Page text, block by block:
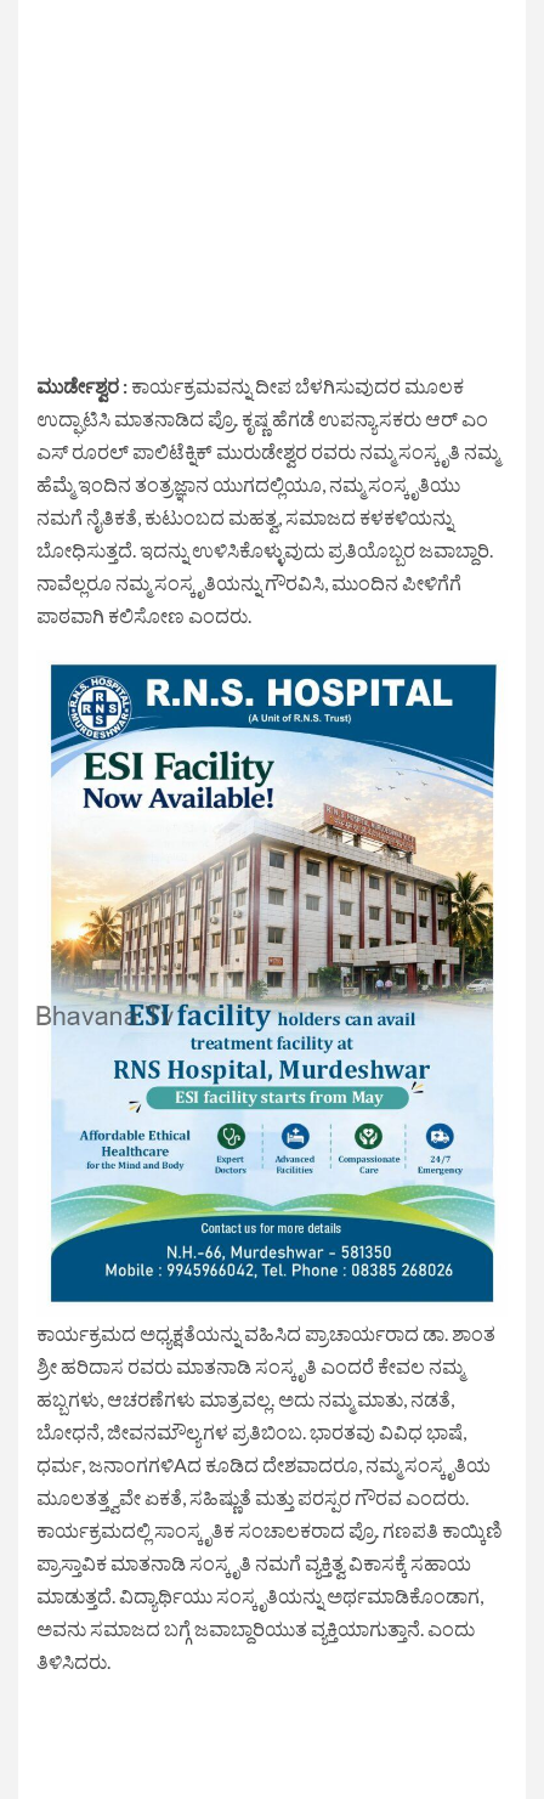
ಮುರ್ಡೇಶ್ವರ : ಕಾರ್ಯಕ್ರಮವನ್ನು ದೀಪ ಬೆಳಗಿಸುವುದರ ಮೂಲಕ
ಉದ್ಘಾಟಿಸಿ ಮಾತನಾಡಿದ ಪ್ರೊ. ಕೃಷ್ಣ ಹೆಗಡೆ ಉಪನ್ಯಾಸಕರು ಆರ್ ಎಂ
ಎಸ್ ರೂರಲ್ ಪಾಲಿಟೆಕ್ನಿಕ್ ಮುರುಡೇಶ್ವರ ರವರು ನಮ್ಮ ಸಂಸ್ಕೃತಿ ನಮ್ಮ
ಹೆಮ್ಮೆ ಇಂದಿನ ತಂತ್ರಜ್ಞಾನ ಯುಗದಲ್ಲಿಯೂ, ನಮ್ಮ ಸಂಸ್ಕೃತಿಯು
ನಮಗೆ ನೈತಿಕತೆ, ಕುಟುಂಬದ ಮಹತ್ವ, ಸಮಾಜದ ಕಳಕಳಿಯನ್ನು
ಬೋಧಿಸುತ್ತದೆ. ಇದನ್ನು ಉಳಿಸಿಕೊಳ್ಳುವುದು ಪ್ರತಿಯೊಬ್ಬರ ಜವಾಬ್ದಾರಿ.
ನಾವೆಲ್ಲರೂ ನಮ್ಮ ಸಂಸ್ಕೃತಿಯನ್ನು ಗೌರವಿಸಿ, ಮುಂದಿನ ಪೀಳಿಗೆಗೆ
ಪಾಠವಾಗಿ ಕಲಿಸೋಣ ಎಂದರು.
ಕಾರ್ಯಕ್ರಮದ ಅಧ್ಯಕ್ಷತೆಯನ್ನು ವಹಿಸಿದ ಪ್ರಾಚಾರ್ಯರಾದ ಡಾ. ಶಾಂತ
ಶ್ರೀ ಹರಿದಾಸ ರವರು ಮಾತನಾಡಿ ಸಂಸ್ಕೃತಿ ಎಂದರೆ ಕೇವಲ ನಮ್ಮ
ಹಬ್ಬಗಳು, ಆಚರಣೆಗಳು ಮಾತ್ರವಲ್ಲ. ಅದು ನಮ್ಮ ಮಾತು, ನಡತೆ,
ಬೋಧನೆ, ಜೀವನಮೌಲ್ಯಗಳ ಪ್ರತಿಬಿಂಬ. ಭಾರತವು ವಿವಿಧ ಭಾಷೆ,
ಧರ್ಮ, ಜನಾಂಗಗಳಿAದ ಕೂಡಿದ ದೇಶವಾದರೂ, ನಮ್ಮ ಸಂಸ್ಕೃತಿಯ
ಮೂಲತತ್ತ್ವವೇ ಏಕತೆ, ಸಹಿಷ್ಣುತೆ ಮತ್ತು ಪರಸ್ಪರ ಗೌರವ ಎಂದರು.
ಕಾರ್ಯಕ್ರಮದಲ್ಲಿ ಸಾಂಸ್ಕೃತಿಕ ಸಂಚಾಲಕರಾದ ಪ್ರೊ. ಗಣಪತಿ ಕಾಯ್ಕಿಣಿ
ಪ್ರಾಸ್ತಾವಿಕ ಮಾತನಾಡಿ ಸಂಸ್ಕೃತಿ ನಮಗೆ ವ್ಯಕ್ತಿತ್ವ ವಿಕಾಸಕ್ಕೆ ಸಹಾಯ
ಮಾಡುತ್ತದೆ. ವಿದ್ಯಾರ್ಥಿಯು ಸಂಸ್ಕೃತಿಯನ್ನು ಅರ್ಥಮಾಡಿಕೊಂಡಾಗ,
ಅವನು ಸಮಾಜದ ಬಗ್ಗೆ ಜವಾಬ್ದಾರಿಯುತ ವ್ಯಕ್ತಿಯಾಗುತ್ತಾನೆ. ಎಂದು
ತಿಳಿಸಿದರು.